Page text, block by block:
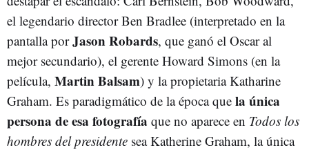
el legendario director Ben Bradlee (interpretado en la
pantalla porJason Robards, que ganó el Oscar al
mejor secundario), el gerente Howard Simons (en la
película, Martin Balsam) y la propietaria Katharine
Graham. Es paradigmático de la época que la única
persona de esa fotografía que no aparece en Todos los
hombres del presidente sea Katherine Graham, la única